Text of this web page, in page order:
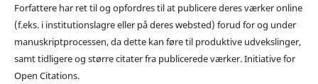
Forfattere har ret til og opfordres til at publicere deres værker online
(f.eks. i institutionslagre eller på deres websted) forud for og under
manuskriptprocessen, da dette kan føre til produktive udvekslinger,
samt tidligere og større citater fra publicerede værker. Initiative for
Open Citations.